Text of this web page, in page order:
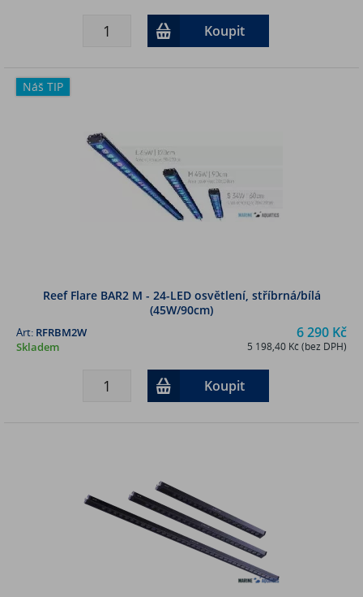
Koupit
Náš TIP
Reef Flare BAR2 M - 24-LED osvětlení, stříbrná/bílá
(45W/90cm)
6 290 Kč
5 198,40 Kč (bez DPH)
Art: RFRBM2W
Skladem
Koupit